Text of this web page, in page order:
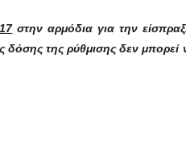
στην αρμόδια για την
της ρύθμισης δεν μπορεί